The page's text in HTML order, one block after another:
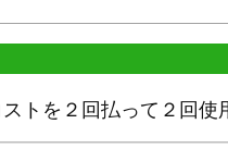
トを２回払って２回使